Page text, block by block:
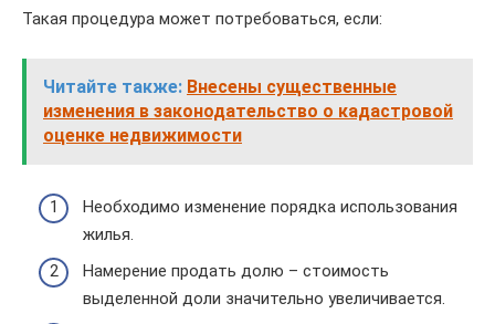
Такая процедура может потребоваться, если:
Читайте также: Внесены существенные
изменения в законодательство о кадастровой
оценке недвижимости
Необходимо изменение порядка использования
жилья.
Намерение продать долю – стоимость
выделенной доли значительно увеличивается.